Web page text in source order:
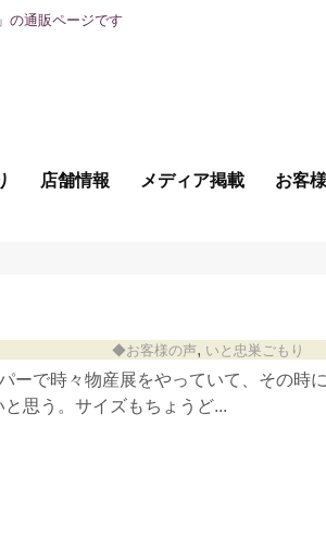
の通販ページです
店舗情報 メディア掲載 お客
◆お客様の声, いと忠巣ごもり
ーで時々物産展をやっていて、その時
思う。サイズもちょうど...